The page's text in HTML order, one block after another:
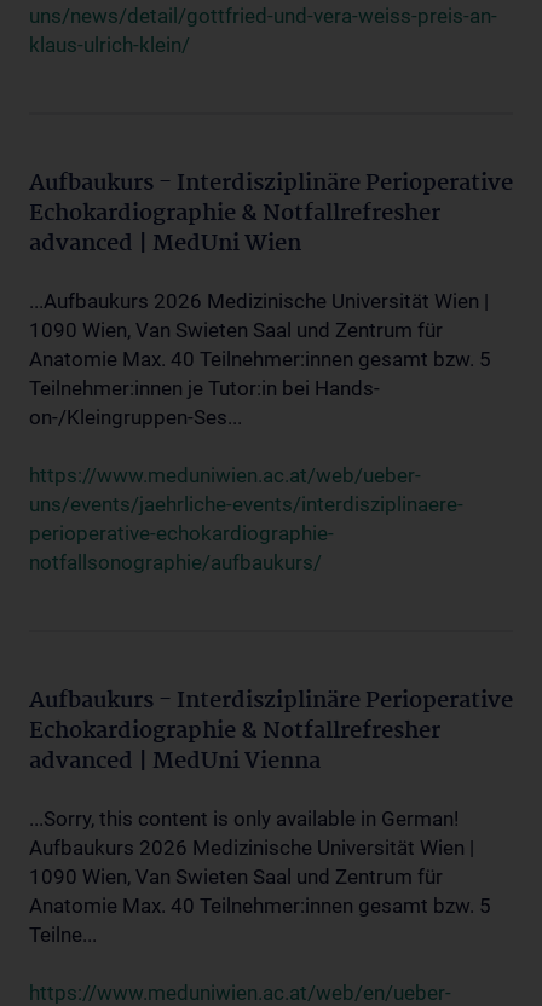
uns/news/detail/gottfried-und-vera-weiss-preis-an-
klaus-ulrich-klein/
Aufbaukurs - Interdisziplinäre Perioperative
Echokardiographie & Notfallrefresher
advanced | MedUni Wien
...Aufbaukurs 2026 Medizinische Universität Wien |
1090 Wien, Van Swieten Saal und Zentrum für
Anatomie Max. 40 Teilnehmer:innen gesamt bzw. 5
Teilnehmer:innen je Tutor:in bei Hands-
on-/Kleingruppen-Ses...
https://www.meduniwien.ac.at/web/ueber-
uns/events/jaehrliche-events/interdisziplinaere-
perioperative-echokardiographie-
notfallsonographie/aufbaukurs/
Aufbaukurs - Interdisziplinäre Perioperative
Echokardiographie & Notfallrefresher
advanced | MedUni Vienna
...Sorry, this content is only available in German!
Aufbaukurs 2026 Medizinische Universität Wien |
1090 Wien, Van Swieten Saal und Zentrum für
Anatomie Max. 40 Teilnehmer:innen gesamt bzw. 5
Teilne...
https://www.meduniwien.ac.at/web/en/ueber-